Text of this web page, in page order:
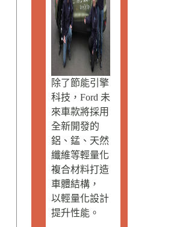
除了節能引擎
科技，Ford 未
來車款將採用
全新開發的
鋁、錳、天然
纖維等輕量化
複合材料打造
車體結構，
以輕量化設計
提升性能。